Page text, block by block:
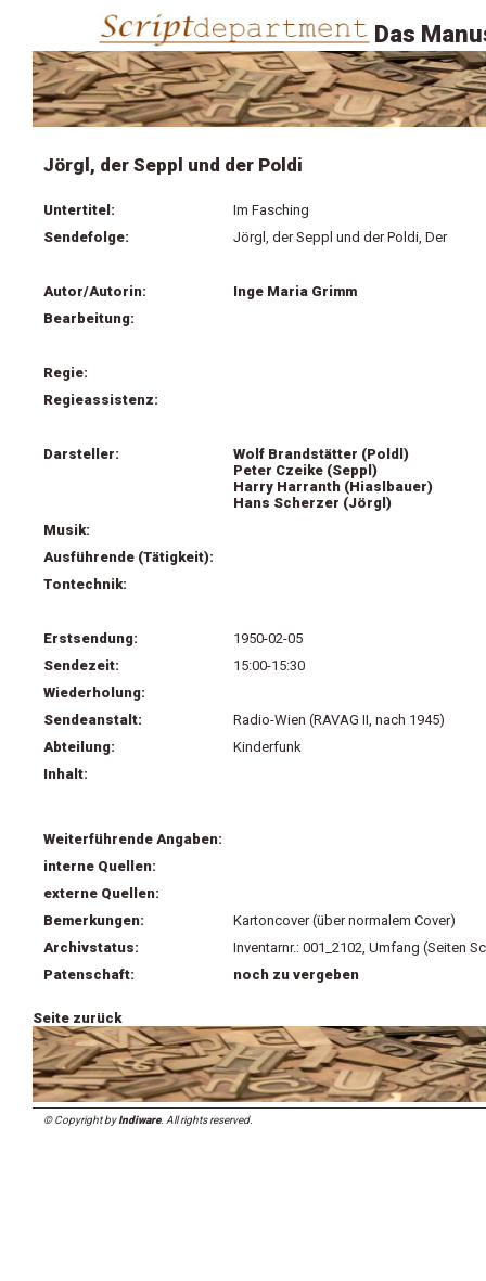
Das
Jörgl, der Seppl und der Poldi
Untertitel:
Im Fasching
Sendefolge:
Jörgl, der Seppl und der Poldi, Der
Autor/Autorin:
Inge Maria Grimm
Bearbeitung:
Regie:
Regieassistenz:
Darsteller:
Wolf Brandstätter (Poldl)
Peter Czeike (Seppl)
Harry Harranth (Hiaslbauer)
Hans Scherzer (Jörgl)
Musik:
Ausführende (Tätigkeit):
Tontechnik:
Erstsendung:
1950-02-05
Sendezeit:
15:00-15:30
Wiederholung:
Sendeanstalt:
Radio-Wien (RAVAG II, nach 1945)
Abteilung:
Kinderfunk
Inhalt:
Weiterführende Angaben:
interne Quellen:
externe Quellen:
Bemerkungen:
Kartoncover (über normalem Cover)
Archivstatus:
Inventarnr.: 001_2102, Umfang (Seiten
Patenschaft:
noch zu vergeben
Seite zurück
© Copyright byIndiware. All rights reserved.